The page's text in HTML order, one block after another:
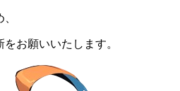
お願いいたします。